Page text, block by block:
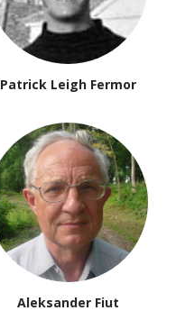
Patrick Leigh Fermor
Aleksander Fiut